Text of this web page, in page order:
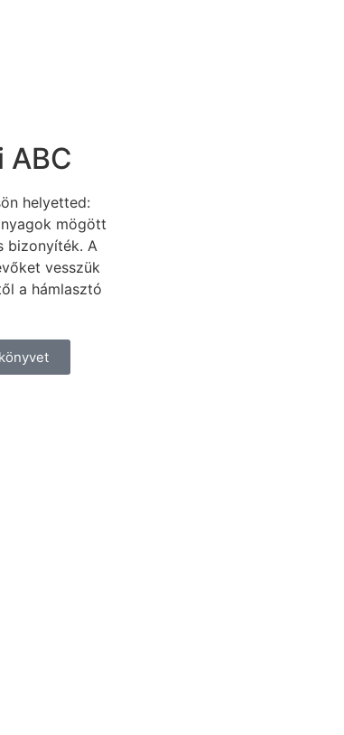
ABC
helyetted:
mögött
bizonyíték. A
vesszük
a hámlasztó